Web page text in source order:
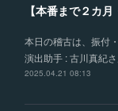
【本番まで２カ月
本日の稽古は、振付
演出助手 : 古川真紀
2025.04.21 08:13